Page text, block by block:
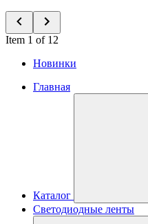
Item 1 of 12
Новинки
Главная
Каталог
Светодиодные ленты